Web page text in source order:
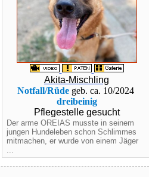
Akita-Mischling
Notfall/Rüdegeb. ca. 10/2024
dreibeinig
Pflegestelle gesucht
Der arme OREIAS musste in seinem
jungen Hundeleben schon Schlimmes
mitmachen, er wurde von einem Jäger
...